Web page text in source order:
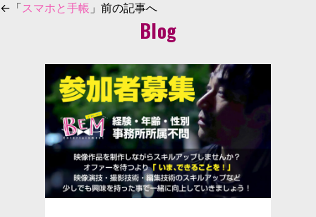
←「スマホと手帳 」前の記事へ
Blog